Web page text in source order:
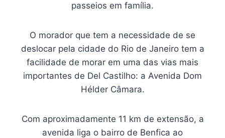
passeios em família.
O morador que tem a necessidade de se
deslocar pela cidade do Rio de Janeiro tem a
facilidade de morar em uma das vias mais
importantes de Del Castilho: a Avenida Dom
Hélder Câmara.
Com aproximadamente 11 km de extensão, a
avenida liga o bairro de Benfica ao